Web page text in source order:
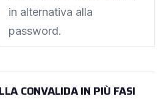
in alternativa alla
password.
CONVALIDA IN PIÙ FASI